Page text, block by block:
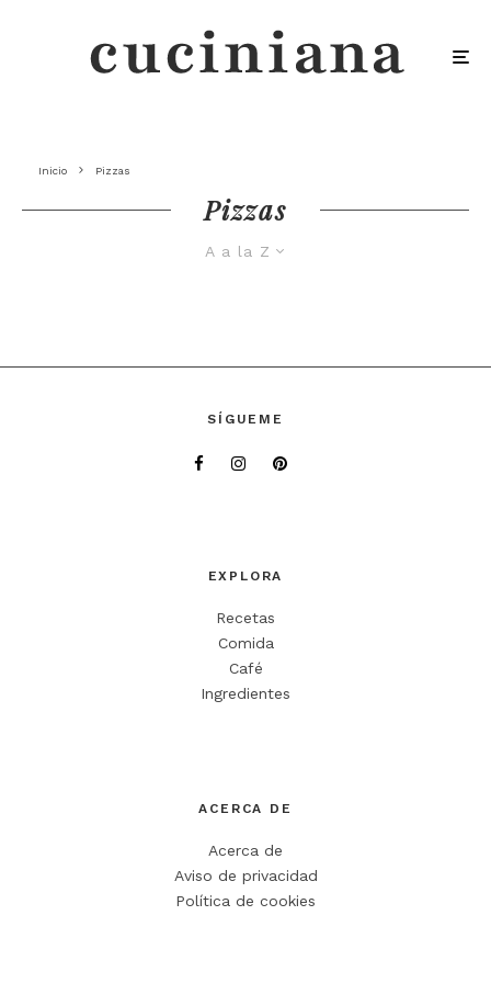
Inicio Pizzas
Pizzas
A a la Z
SÍGUEME
EXPLORA
Recetas
Comida
Café
Ingredientes
ACERCA DE
Acerca de
Aviso de privacidad
Política de cookies